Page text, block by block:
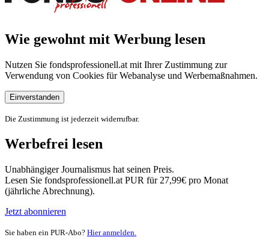
Wie gewohnt mit Werbung lesen
Nutzen Sie fondsprofessionell.at mit Ihrer Zustimmung zur
Verwendung von Cookies für Webanalyse und Werbemaßnahmen.
Einverstanden
Die Zustimmung ist jederzeit widerrufbar.
Werbefrei lesen
Unabhängiger Journalismus hat seinen Preis.
Lesen Sie fondsprofessionell.at PUR für 27,99€ pro Monat
(jährliche Abrechnung).
Jetzt abonnieren
Sie haben ein PUR-Abo? Hier anmelden.